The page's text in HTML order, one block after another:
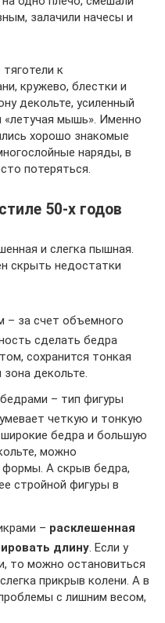
залачили начесы и
к
кружево, блестки и
декольте, усиленный
«летучая мышь». Именно
хорошо знакомые
наряды, в
потеряться.
50-х годов
и слегка пышная.
скрыть недостатки
за счет объемного
сделать бедра
сохранится тонкая
зона декольте.
– тип фигуры
четкую и тонкую
бедра и большую
можно
формы. А скрыв бедра,
стройной фигуры в
– расклешенная
длину. Если у
то можно остановиться
прикрыв колени. А в
с лишним весом,